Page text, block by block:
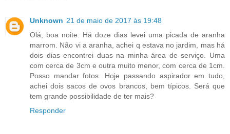
Unknown 21 de maio de 2017 às 19:48
Olá, boa noite. Há doze dias levei uma picada de aranha
marrom. Não vi a aranha, achei q estava no jardim, mas há
dois dias encontrei duas na minha área de serviço. Uma
com cerca de 3cm e outra muito menor, com cerca de 1cm.
Posso mandar fotos. Hoje passando aspirador em tudo,
achei dois sacos de ovos brancos, bem típicos. Será que
tem grande possibilidade de ter mais?
Responder